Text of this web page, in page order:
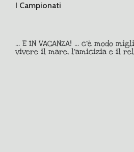
I Campionati
... E IN VACANZA! ... c'è modo
vivere il mare, l'amicizia e il